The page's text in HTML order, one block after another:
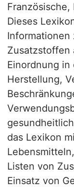
Dieses
Zusatzstoffen
Einordnung in
Herstellung,
das Lexikon
Listen von
Einsatz von